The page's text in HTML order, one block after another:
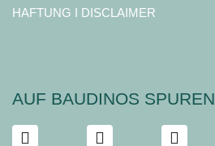
HAFTUNG I DISCLAIMER
AUF BAUDINOS SPUREN